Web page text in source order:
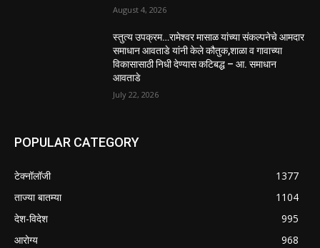
August 4, 2026
स्तुत्य उपक्रम…रामेश्वर मासाळ यांच्या संकल्पनेचे आमदार
समाधान आवताडे यांनी केले कौतुक,शाळा व गावाच्या
विकासासाठी निधी देण्यास कटिबद्ध – आ. समाधान
आवताडे
July 22, 2026
POPULAR CATEGORY
टेक्नॉलॉजी
1377
ताज्या बातम्या
1104
देश-विदेश
995
आरोग्य
968